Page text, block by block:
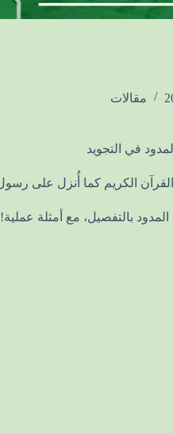
مقالات
في التجويد
الكريم كما أُنزل على
بالتفصيل، مع أمثلة عملية!